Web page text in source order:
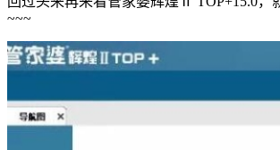
~~~